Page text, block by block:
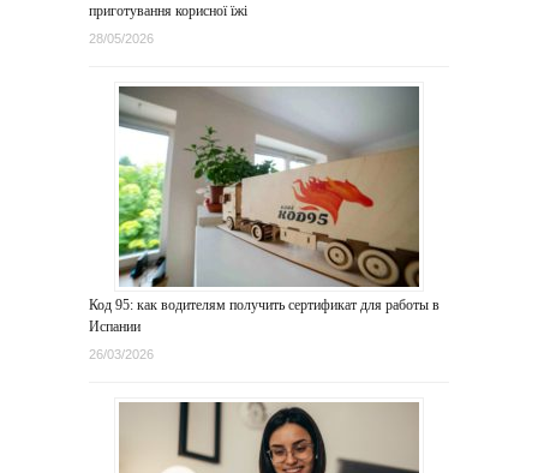
приготування корисної їжі
28/05/2026
Код 95: как водителям получить сертификат для работы в
Испании
26/03/2026